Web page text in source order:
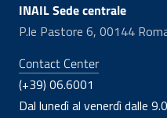
INAIL Sede centrale
P.le Pastore 6, 00144
Contact Center
(+39) 06.6001
Dal lunedì al venerdì dalle